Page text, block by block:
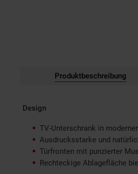
Produktbeschreibung
Design
TV-Unterschrank in
Ausdrucksstarke und
Türfronten mit punzierter
Rechteckige Ablagefläche